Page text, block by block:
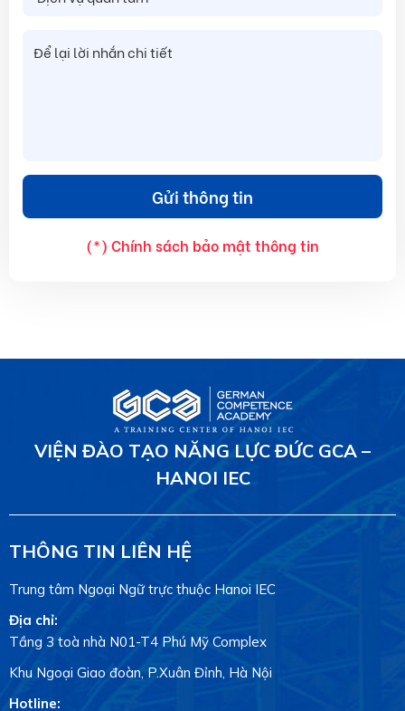
(*) Chính sách bảo mật thông tin
VIỆN ĐÀO TẠO NĂNG LỰC ĐỨC GCA –
HANOI IEC
THÔNG TIN LIÊN HỆ
Trung tâm Ngoại Ngữ trực thuộc Hanoi IEC
Địa chỉ:
Tầng 3 toà nhà N01-T4 Phú Mỹ Complex
Khu Ngoại Giao đoàn, P.Xuân Đỉnh, Hà Nội
Hotline: